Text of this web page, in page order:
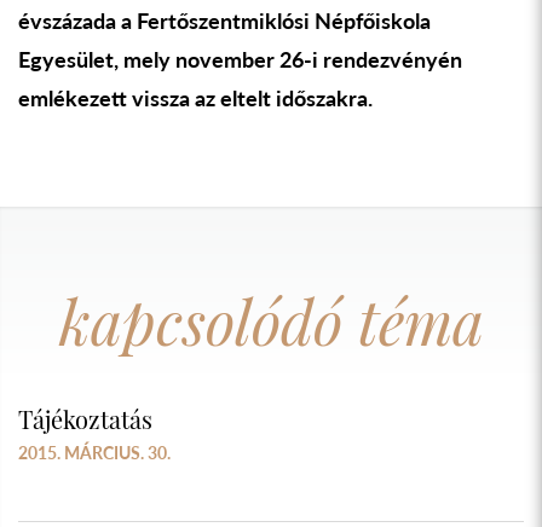
évszázada a Fertőszentmiklósi Népfőiskola
Egyesület, mely november 26-i rendezvényén
emlékezett vissza az eltelt időszakra.
kapcsolódó téma
Tájékoztatás
2015. MÁRCIUS. 30.